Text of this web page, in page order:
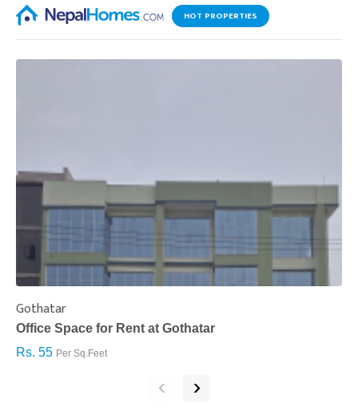
HOT PROPERTIES
Gothatar
Office Space for Rent at Gothatar
Rs. 55 Per Sq.Feet
‹ ›